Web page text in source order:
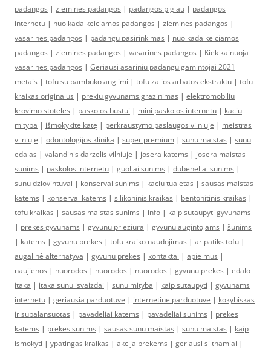
padangos | ziemines padangos | padangos pigiau | padangos
internetu | nuo kada keiciamos padangos | ziemines padangos |
vasarines padangos | padangu pasirinkimas | nuo kada keiciamos
padangos | ziemines padangos | vasarines padangos | Kiek kainuoja
vasarines padangos | Geriausi asariniu padangu gamintojai 2021
metais | tofu su bambuko anglimi | tofu zalios arbatos ekstraktu | tofu
kraikas originalus | prekiu gyvunams grazinimas | elektromobiliu
krovimo stoteles | paskolos bustui | mini paskolos internetu | kaciu
mityba | išmokykite katę | perkraustymo paslaugos vilniuje | meistras
vilniuje | odontologijos klinika | super premium | sunu maistas | sunu
edalas | valandinis darzelis vilniuje | josera katems | josera maistas
sunims | paskolos internetu | guoliai sunims | dubeneliai sunims |
sunu dziovintuvai | konservai sunims | kaciu tualetas | sausas maistas
katems | konservai katems | silikoninis kraikas | bentonitinis kraikas |
tofu kraikas | sausas maistas sunims | info | kaip sutaupyti gyvunams
| prekes gyvunams | gyvunu prieziura | gyvunu augintojams | šunims
| katėms | gyvunu prekes | tofu kraiko naudojimas | ar patiks tofu |
augalinė alternatyva | gyvunu prekes | kontaktai | apie mus |
naujienos | nuorodos | nuorodos | nuorodos | gyvunu prekes | edalo
itaka | itaka sunu isvaizdai | sunu mityba | kaip sutaupyti | gyvunams
internetu | geriausia parduotuve | internetine parduotuve | kokybiskas
ir subalansuotas | pavadeliai katems | pavadeliai sunims | prekes
katems | prekes sunims | sausas sunu maistas | sunu maistas | kaip
ismokyti | ypatingas kraikas | akcija prekems | geriausi siltnamiai |